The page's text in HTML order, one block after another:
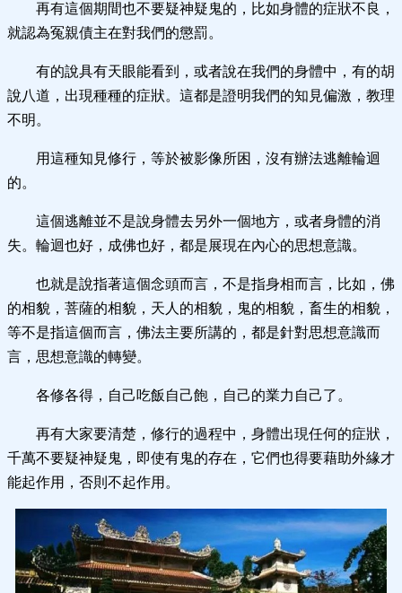
再有這個期間也不要疑神疑鬼的，比如身體的症狀不良，
就認為冤親債主在對我們的懲罰。
有的說具有天眼能看到，或者說在我們的身體中，有的胡
說八道，出現種種的症狀。這都是證明我們的知見偏激，教理
不明。
用這種知見修行，等於被影像所困，沒有辦法逃離輪迴
的。
這個逃離並不是說身體去另外一個地方，或者身體的消
失。輪迴也好，成佛也好，都是展現在內心的思想意識。
也就是說指著這個念頭而言，不是指身相而言，比如，佛
的相貌，菩薩的相貌，天人的相貌，鬼的相貌，畜生的相貌，
等不是指這個而言，佛法主要所講的，都是針對思想意識而
言，思想意識的轉變。
各修各得，自己吃飯自己飽，自己的業力自己了。
再有大家要清楚，修行的過程中，身體出現任何的症狀，
千萬不要疑神疑鬼，即使有鬼的存在，它們也得要藉助外緣才
能起作用，否則不起作用。